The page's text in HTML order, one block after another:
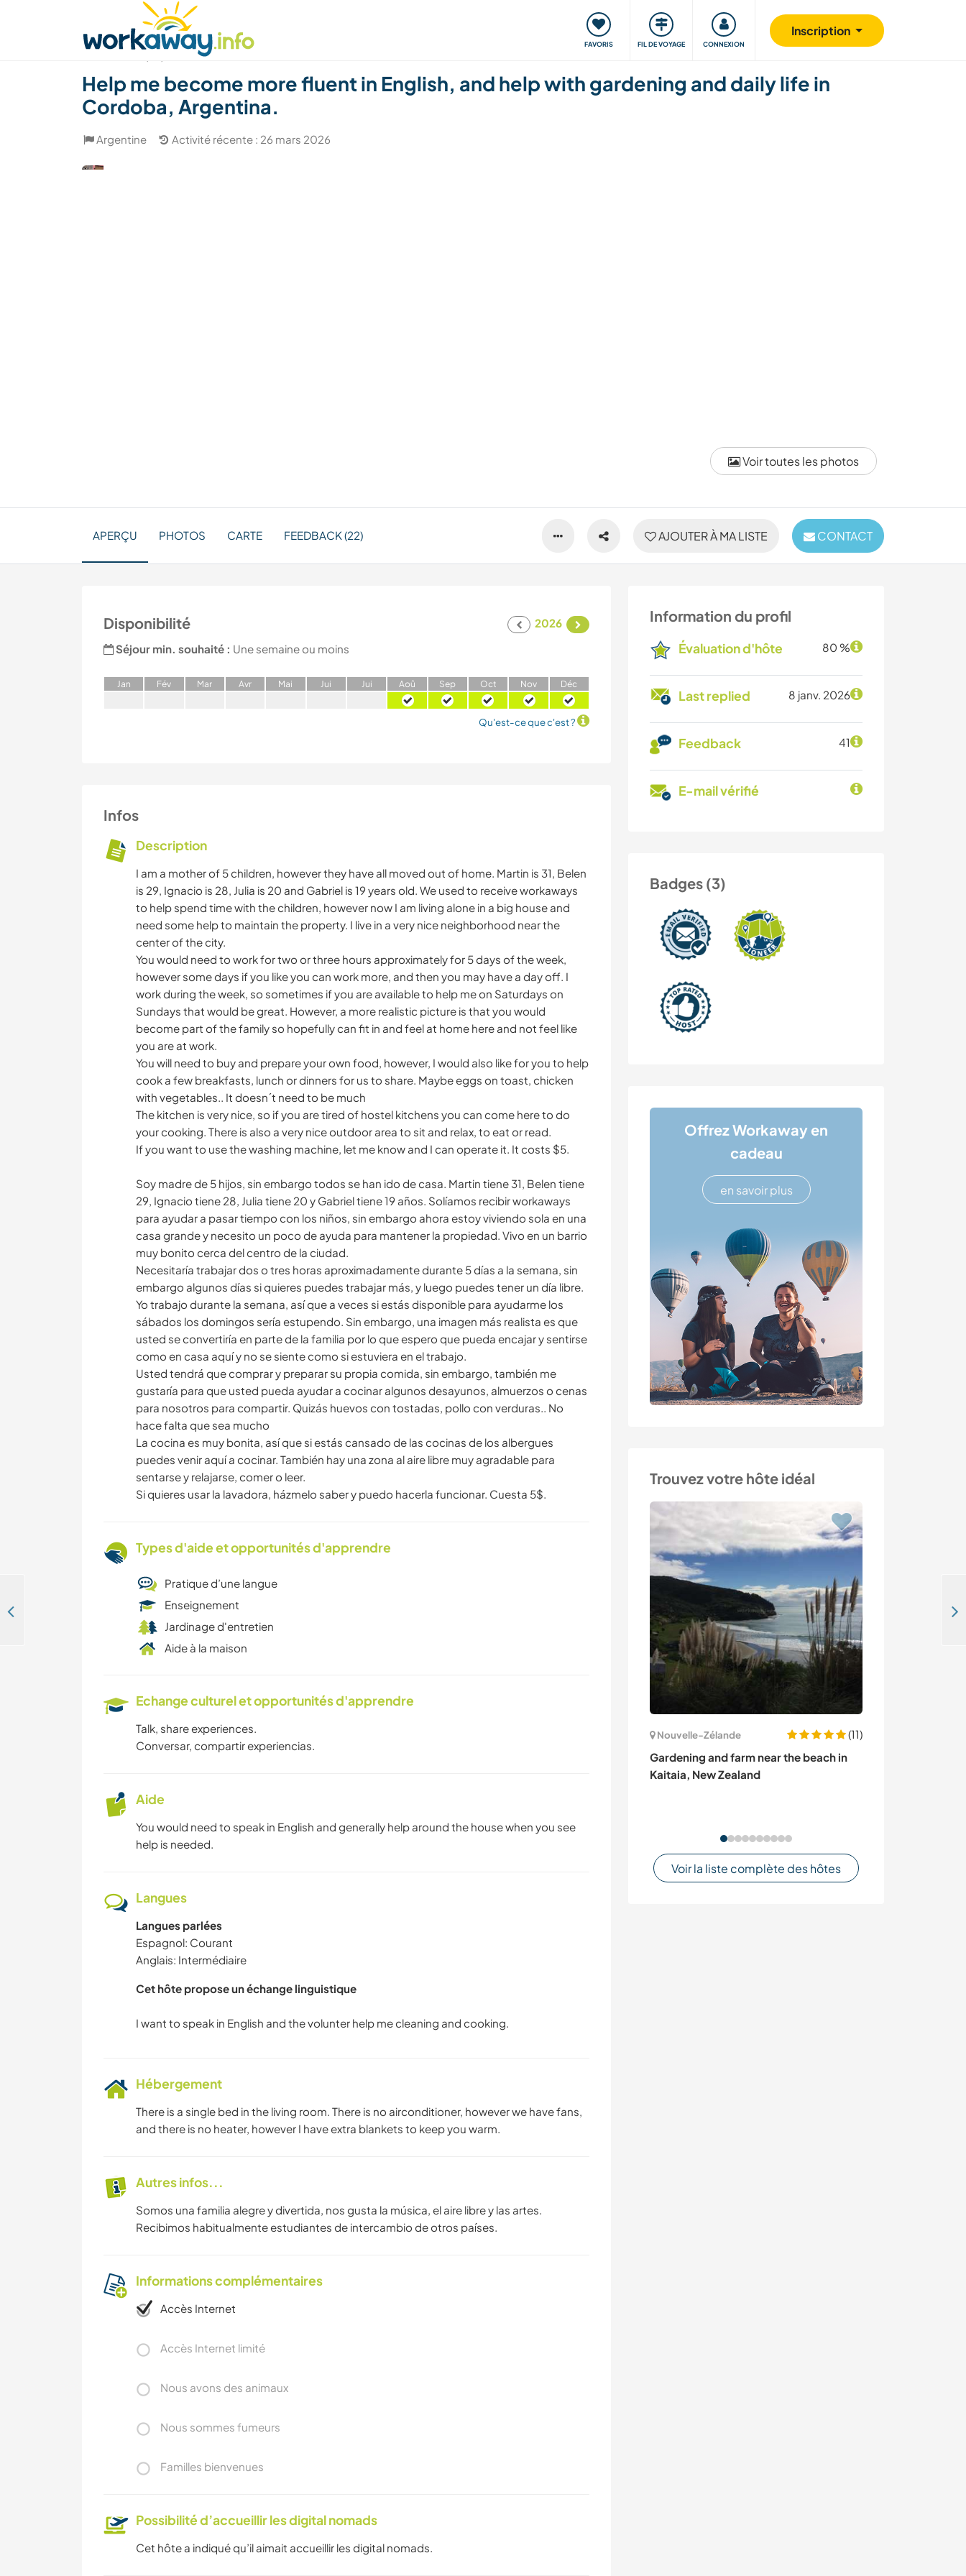
FAVORIS FIL DE VOYAGE CONNEXION
Inscription
Trouver hôte Covoyager Voyager, apprendre Communauté S'impliquer Sécurité
Voir toutes les photos
Help me become more fluent in English, and help with gardening and daily life in
Cordoba, Argentina.
Argentine Activité récente : 26 mars 2026
AJOUTER À MA LISTE CONTACT
APERÇU PHOTOS CARTE FEEDBACK (22)
Information du profil
Évaluation d'hôte 80 %
Last replied 8 janv. 2026
Feedback 41
E-mail vérifié
Badges (3)
Offrez Workaway en
cadeau
en savoir plus
Trouvez votre hôte idéal
Nouvelle-Zélande
(11)
Gardening and farm near the beach in
Kaitaia, New Zealand
Voir la liste complète des hôtes
Disponibilité
2026
Séjour min. souhaité : Une semaine ou moins
Jan Fév Mar Avr Mai Jui Jui Aoû Sep Oct Nov Déc
Qu'est-ce que c'est ?
Infos
Description
I am a mother of 5 children, however they have all moved out of home. Martin is 31, Belen
is 29, Ignacio is 28, Julia is 20 and Gabriel is 19 years old. We used to receive workaways
to help spend time with the children, however now I am living alone in a big house and
need some help to maintain the property. I live in a very nice neighborhood near the
center of the city.
You would need to work for two or three hours approximately for 5 days of the week,
however some days if you like you can work more, and then you may have a day off. I
work during the week, so sometimes if you are available to help me on Saturdays on
Sundays that would be great. However, a more realistic picture is that you would
become part of the family so hopefully can fit in and feel at home here and not feel like
you are at work.
You will need to buy and prepare your own food, however, I would also like for you to help
cook a few breakfasts, lunch or dinners for us to share. Maybe eggs on toast, chicken
with vegetables.. It doesn´t need to be much
The kitchen is very nice, so if you are tired of hostel kitchens you can come here to do
your cooking. There is also a very nice outdoor area to sit and relax, to eat or read.
If you want to use the washing machine, let me know and I can operate it. It costs $5.
Soy madre de 5 hijos, sin embargo todos se han ido de casa. Martin tiene 31, Belen tiene
29, Ignacio tiene 28, Julia tiene 20 y Gabriel tiene 19 años. Solíamos recibir workaways
para ayudar a pasar tiempo con los niños, sin embargo ahora estoy viviendo sola en una
casa grande y necesito un poco de ayuda para mantener la propiedad. Vivo en un barrio
muy bonito cerca del centro de la ciudad.
Necesitaría trabajar dos o tres horas aproximadamente durante 5 días a la semana, sin
embargo algunos días si quieres puedes trabajar más, y luego puedes tener un día libre.
Yo trabajo durante la semana, así que a veces si estás disponible para ayudarme los
sábados los domingos sería estupendo. Sin embargo, una imagen más realista es que
usted se convertiría en parte de la familia por lo que espero que pueda encajar y sentirse
como en casa aquí y no se siente como si estuviera en el trabajo.
Usted tendrá que comprar y preparar su propia comida, sin embargo, también me
gustaría para que usted pueda ayudar a cocinar algunos desayunos, almuerzos o cenas
para nosotros para compartir. Quizás huevos con tostadas, pollo con verduras.. No
hace falta que sea mucho
La cocina es muy bonita, así que si estás cansado de las cocinas de los albergues
puedes venir aquí a cocinar. También hay una zona al aire libre muy agradable para
sentarse y relajarse, comer o leer.
Si quieres usar la lavadora, házmelo saber y puedo hacerla funcionar. Cuesta 5$.
Types d'aide et opportunités d'apprendre
Pratique d’une langue
Enseignement
Jardinage d'entretien
Aide à la maison
Echange culturel et opportunités d'apprendre
Talk, share experiences.
Conversar, compartir experiencias.
Aide
You would need to speak in English and generally help around the house when you see
help is needed.
Langues
Langues parlées
Espagnol: Courant
Anglais: Intermédiaire
Cet hôte propose un échange linguistique
Hébergement
There is a single bed in the living room. There is no airconditioner, however we have fans,
and there is no heater, however I have extra blankets to keep you warm.
Autres infos...
Somos una familia alegre y divertida, nos gusta la música, el aire libre y las artes.
Recibimos habitualmente estudiantes de intercambio de otros países.
Informations complémentaires
Accès Internet
Accès Internet limité
Nous avons des animaux
Nous sommes fumeurs
Familles bienvenues
Possibilité d’accueillir les digital nomads
Cet hôte a indiqué qu’il aimait accueillir les digital nomads.